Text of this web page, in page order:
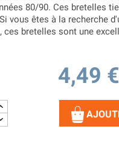
80/90. Ces bretelles
vous êtes à la recherche
ces bretelles sont une
4,49 €